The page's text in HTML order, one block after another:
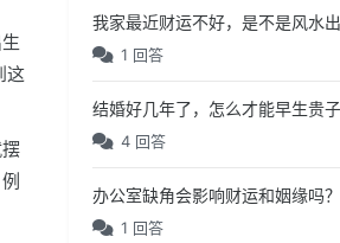
这
我家最近财运不好，是不是风水出
1 回答
结婚好几年了，怎么才能早生贵子
4 回答
办公室缺角会影响财运和姻缘吗？
1 回答